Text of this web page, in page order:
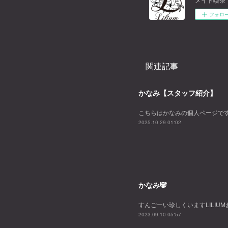
フォロ
関連記事
かなみ【スタッフ紹介】
こちらはかなみの個人ページで
2025.10.29 01:02
かなみ🐼
すんごーい珍しくいますLILIUM
2023.09.10 05:57